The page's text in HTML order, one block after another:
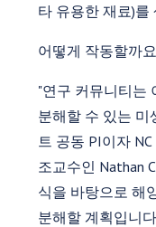
타 유용한 재료)를
어떻게 작동할까
"연구 커뮤니티는
분해할 수 있는 미
트 공동 PI이자
조교수인 Nathan
식을 바탕으로 해
분해할 계획입니